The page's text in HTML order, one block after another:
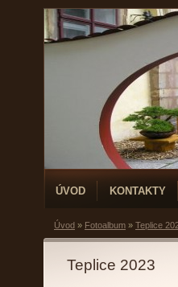
ÚVOD KONTAKTY
Úvod » Fotoalbum » Teplice
Teplice 2023